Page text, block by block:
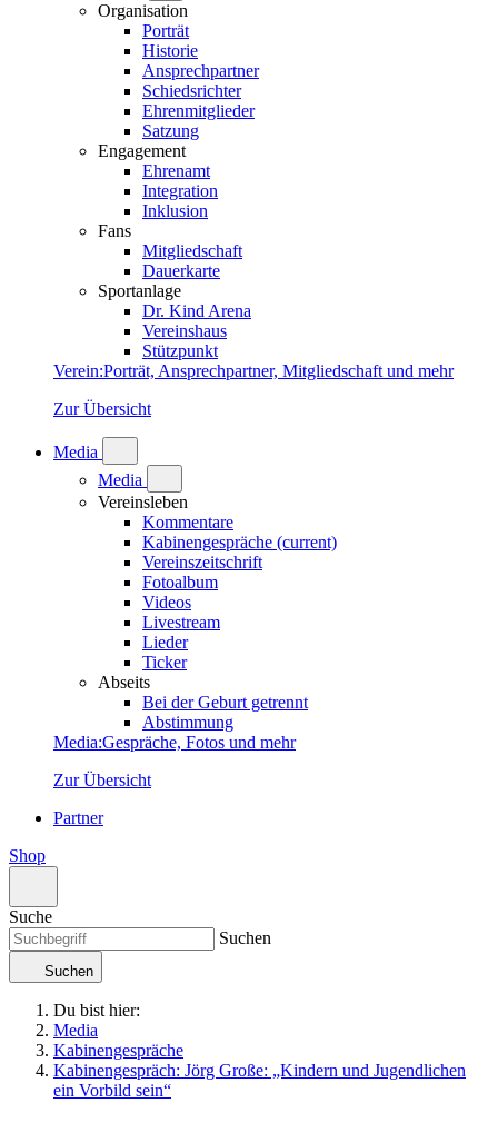
Organisation
Porträt
Historie
Ansprechpartner
Schiedsrichter
Ehrenmitglieder
Satzung
Engagement
Ehrenamt
Integration
Inklusion
Fans
Mitgliedschaft
Dauerkarte
Sportanlage
Dr. Kind Arena
Vereinshaus
Stützpunkt
Verein:Porträt, Ansprechpartner, Mitgliedschaft und mehr
Zur Übersicht
Media
Media
Vereinsleben
Kommentare
Kabinengespräche (current)
Vereinszeitschrift
Fotoalbum
Videos
Livestream
Lieder
Ticker
Abseits
Bei der Geburt getrennt
Abstimmung
Media:Gespräche, Fotos und mehr
Zur Übersicht
Partner
Shop
Suche
Suchen
Suchen
Du bist hier:
Media
Kabinengespräche
Kabinengespräch: Jörg Große: „Kindern und Jugendlichen
ein Vorbild sein“